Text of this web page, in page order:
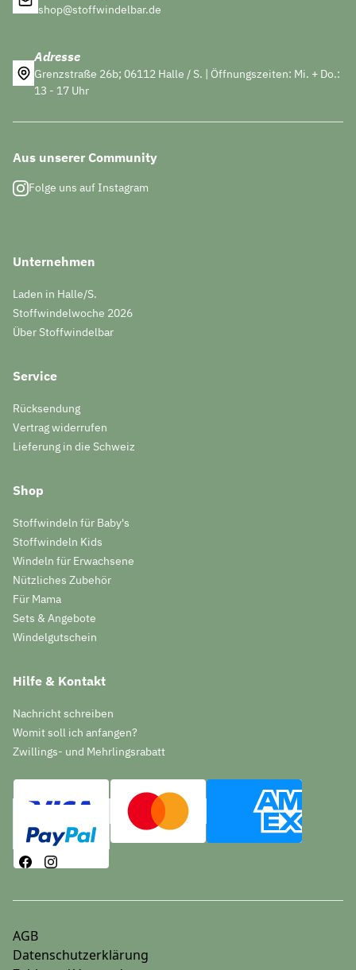
shop@stoffwindelbar.de
Adresse
Grenzstraße 26b; 06112 Halle / S. | Öffnungszeiten: Mi. + Do.:
13 - 17 Uhr
Aus unserer Community
Folge uns auf Instagram
Unternehmen
Laden in Halle/S.
Stoffwindelwoche 2026
Über Stoffwindelbar
Service
Rücksendung
Vertrag widerrufen
Lieferung in die Schweiz
Shop
Stoffwindeln für Baby's
Stoffwindeln Kids
Windeln für Erwachsene
Nützliches Zubehör
Für Mama
Sets & Angebote
Windelgutschein
Hilfe & Kontakt
Nachricht schreiben
Womit soll ich anfangen?
Zwillings- und Mehrlingsrabatt
AGB
Datenschutzerklärung